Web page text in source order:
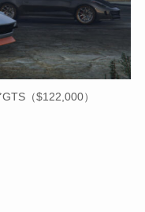
（$122,000）